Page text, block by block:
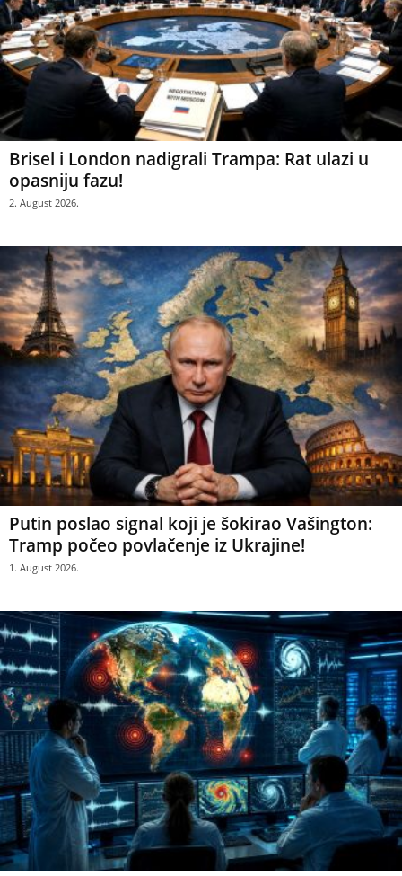
Brisel i London nadigrali Trampa: Rat ulazi u
opasniju fazu!
2. August 2026.
Putin poslao signal koji je šokirao Vašington:
Tramp počeo povlačenje iz Ukrajine!
1. August 2026.